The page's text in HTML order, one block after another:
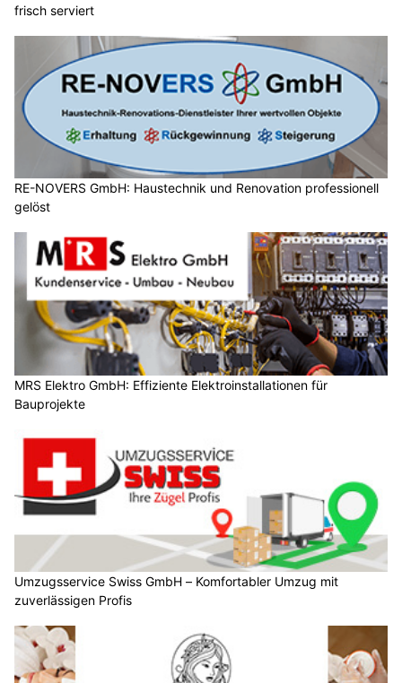
frisch serviert
RE-NOVERS GmbH: Haustechnik und Renovation professionell
gelöst
MRS Elektro GmbH: Effiziente Elektroinstallationen für
Bauprojekte
Umzugsservice Swiss GmbH – Komfortabler Umzug mit
zuverlässigen Profis